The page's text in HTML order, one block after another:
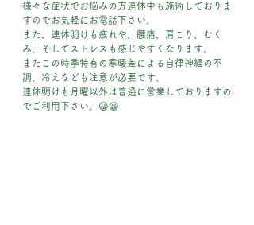
様々な症状でお悩みの方連休中も施術しておりま
すのでお気軽にお電話下さい。
また、連休明けも疲れや、腰痛、肩こり、むく
み、そしてストレスも感じやすくなります。
またこの時季特有の寒暖差による自律神経の不
調、冷えなども注意が必要です。
連休明けも月曜以外は普通に営業しておりますの
でご利用下さい。😀😀